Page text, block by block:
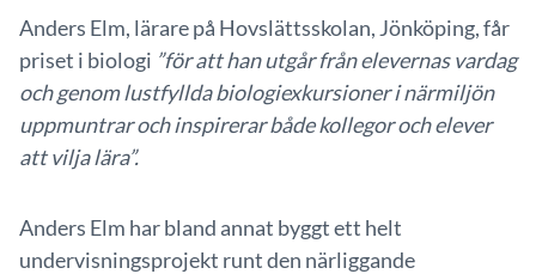
Anders Elm, lärare på Hovslättsskolan, Jönköping, får
priset i biologi ”för att han utgår från elevernas vardag
och genom lustfyllda biologiexkursioner i närmiljön
uppmuntrar och inspirerar både kollegor och elever
att vilja lära”.
Anders Elm har bland annat byggt ett helt
undervisningsprojekt runt den närliggande